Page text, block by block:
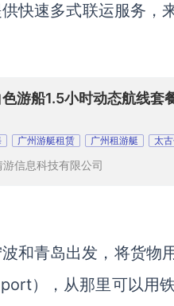
快速多式联运服务，
游船1.5小时动态航线套
广州游艇租赁 广州租游艇 太
游信息科技有限公司
和青岛出发，将货物
） ，从那里可以用